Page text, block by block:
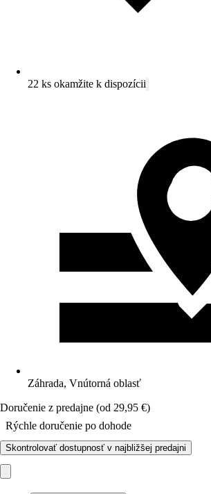
22 ks okamžite k dispozícii
Záhrada, Vnútorná oblasť
Doručenie z predajne (od 29,95 €)
Rýchle doručenie po dohode
Skontrolovať dostupnosť v najbližšej predajni